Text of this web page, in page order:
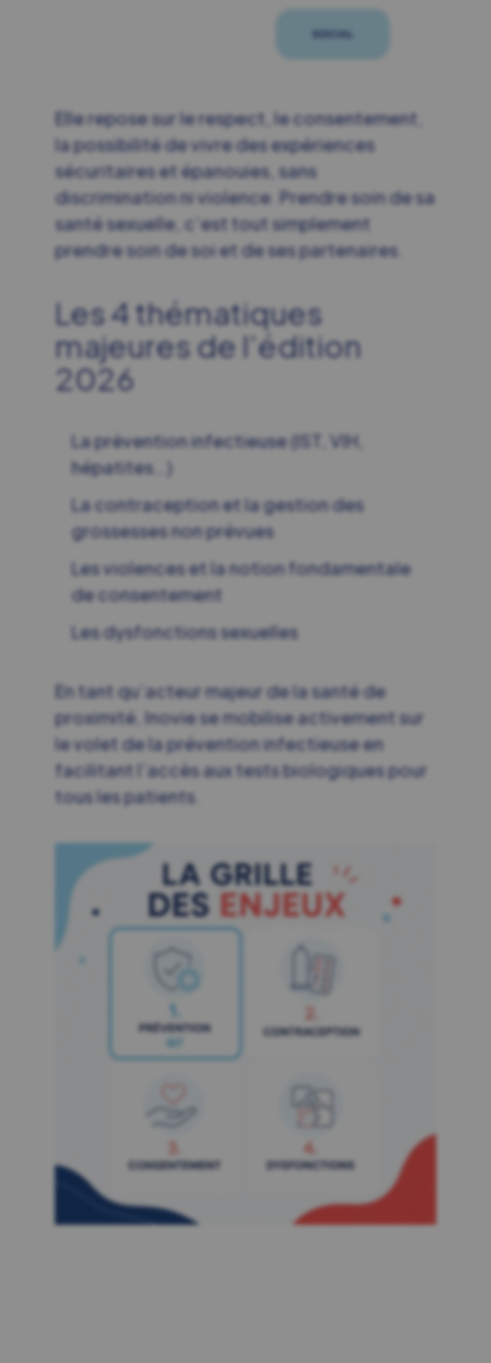
Elle repose sur le respect, le consentement,
la possibilité de vivre des expériences
sécuritaires et épanouies, sans
discrimination ni violence. Prendre soin de sa
santé sexuelle, c’est tout simplement
prendre soin de soi et de ses partenaires.
Les 4 thématiques
majeures de l’édition
2026
La prévention infectieuse (IST, VIH,
hépatites…)
La contraception et la gestion des
grossesses non prévues
Les violences et la notion fondamentale
de consentement
Les dysfonctions sexuelles
En tant qu’acteur majeur de la santé de
proximité, Inoviese mobilise activement sur
le volet de laprévention infectieuseen
facilitant l’accès aux tests biologiques pour
tous lespatients